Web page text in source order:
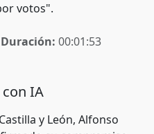
votos".
Duración: 00:01:53
IA
y León, Alfonso